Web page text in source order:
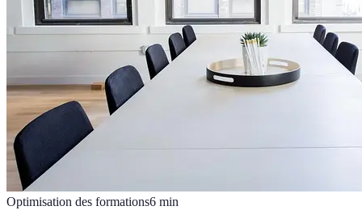
Optimisation des formations6 min